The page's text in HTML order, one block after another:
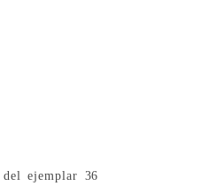
del ejemplar 36